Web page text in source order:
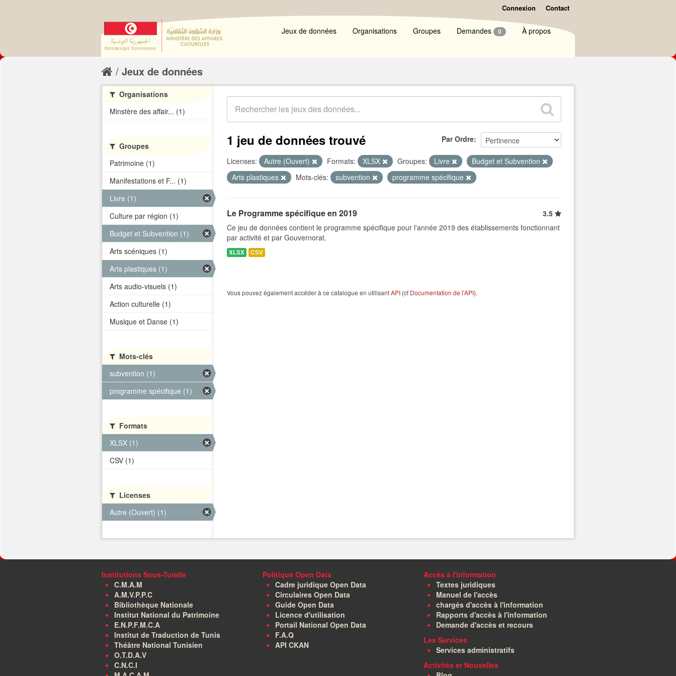
Connexion Contact
Jeux de données Organisations Groupes Demandes 0 À propos
Jeux de données
Par Ordre
1 jeu de données trouvé
Licenses: Autre (Ouvert) Formats: XLSX Groupes: Livre
Budget et Subvention
Arts plastiques
Mots-clés: subvention programme spécifique
Le Programme spécifique en 2019
3.5
Ce jeu de données contient le programme spécifique pour l'année 2019 des établissements fonctionnant
par activité et par Gouvernorat.
XLSX CSV
Vous pouvez également accéder à ce catalogue en utilisantAPI (cf Documentation de l'API).
Organisations
Minstère des affair... (1)
Groupes
Patrimoine (1)
Manifestations et F... (1)
Livre (1)
Culture par région (1)
Budget et Subvention (1)
Arts scéniques (1)
Arts plastiques (1)
Arts audio-visuels (1)
Action culturelle (1)
Musique et Danse (1)
Mots-clés
subvention (1)
programme spécifique (1)
Formats
XLSX (1)
CSV (1)
Licenses
Autre (Ouvert) (1)
Institutions Sous-Tutelle
C.M.A.M
A.M.V.P.P.C
Bibliothèque Nationale
Institut National du Patrimoine
E.N.P.F.M.C.A
Institut de Traduction de Tunis
Théâtre National Tunisien
O.T.D.A.V
C.N.C.I
Politique Open Data
Cadre juridique Open Data
Circulaires Open Data
Guide Open Data
Licence d'utilisation
Portail National Open Data
F.A.Q
API CKAN
Accès à l'information
Textes juridiques
Manuel de l'accès
chargés d'accès à l'information
Rapports d'accès à l'information
Demande d'accès et recours
Les Services
Services administratifs
Activités et Nouvelles